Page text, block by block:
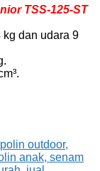
TSS-125-ST
kg dan udara 9